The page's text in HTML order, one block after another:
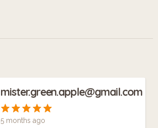
mister.green.apple@gmail.com
5 months ago